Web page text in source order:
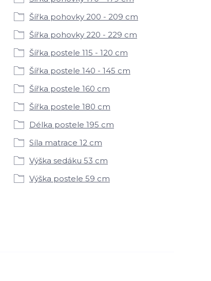
Šířka pohovky 200 - 209 cm
Šířka pohovky 220 - 229 cm
Šířka postele 115 - 120 cm
Šířka postele 140 - 145 cm
Šířka postele 160 cm
Šířka postele 180 cm
Délka postele 195 cm
Síla matrace 12 cm
Výška sedáku 53 cm
Výška postele 59 cm